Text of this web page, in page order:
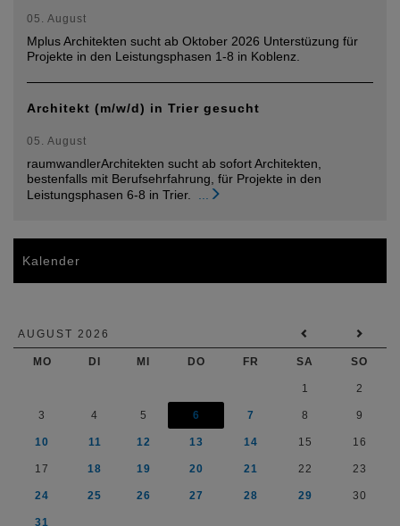
05. August
Mplus Architekten sucht ab Oktober 2026 Unterstüzung für
Projekte in den Leistungsphasen 1-8 in Koblenz.
Architekt (m/w/d) in Trier gesucht
05. August
raumwandlerArchitekten sucht ab sofort Architekten,
bestenfalls mit Berufsehrfahrung, für Projekte in den
Leistungsphasen 6-8 in Trier.
Kalender
AUGUST 2026
MO DI MI DO FR SA SO
1 2
3 4 5 6 7 8 9
10 11 12 13 14 15 16
17 18 19 20 21 22 23
24 25 26 27 28 29 30
31